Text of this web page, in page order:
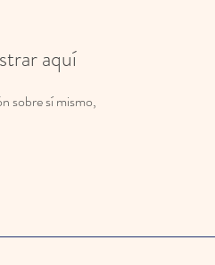
aquí
sobre sí mismo,